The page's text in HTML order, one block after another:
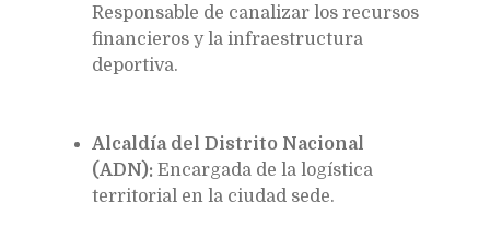
Responsable de canalizar los recursos
financieros y la infraestructura
deportiva.
Alcaldía del Distrito Nacional
(ADN): Encargada de la logística
territorial en la ciudad sede.